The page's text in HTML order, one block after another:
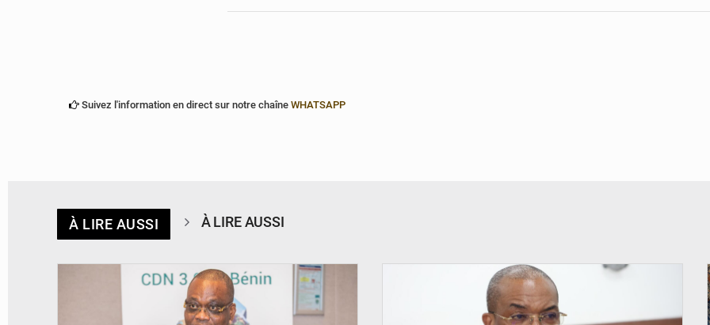
Suivez l'information en direct sur notre chaîne WHATSAPP
À LIRE AUSSI À LIRE AUSSI
© Ministère du Cadre de Vie et des Transports, chargé du Développement